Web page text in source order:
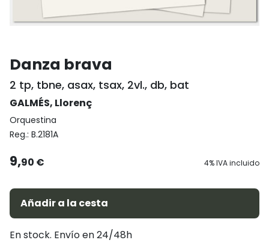
Danza brava
2 tp, tbne, asax, tsax, 2vl., db, bat
GALMÉS, Llorenç
Orquestina
Reg.: B.2181A
9,90 € 4% IVA incluido
Añadir a la cesta
En stock. Envío en 24/48h